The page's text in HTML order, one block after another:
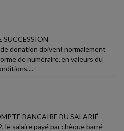
SUCCESSION
donation doivent normalement
de numéraire, en valeurs du
BANCAIRE DU SALARIÉ
le salaire payé par chèque barré